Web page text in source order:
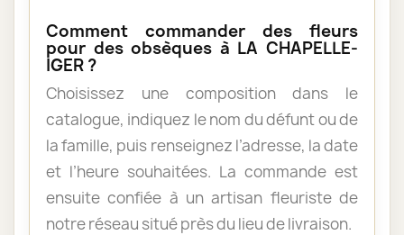
Comment commander des fleurs
pour des obsèques à LA CHAPELLE-
IGER ?
Choisissez une composition dans le
catalogue, indiquez le nom du défunt ou de
la famille, puis renseignez l’adresse, la date
et l’heure souhaitées. La commande est
ensuite confiée à un artisan fleuriste de
notre réseau situé près du lieu de livraison.